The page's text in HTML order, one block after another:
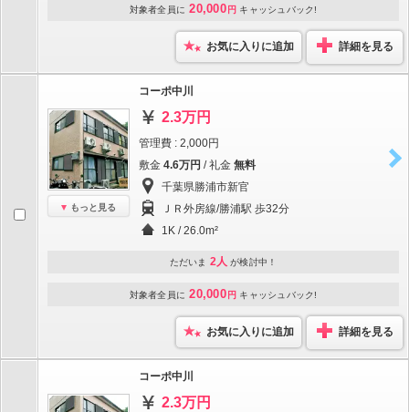
対象者全員に 20,000 円 キャッシュバック!
お気に入りに追加 詳細を見る
もっと見る
コーポ中川
2.3万円
管理費 : 2,000円
敷金 4.6万円 / 礼金 無料
千葉県勝浦市新官
ＪＲ外房線/勝浦駅 歩32分
1K / 26.0m²
ただいま 2人 が検討中！
対象者全員に 20,000 円 キャッシュバック!
お気に入りに追加 詳細を見る
コーポ中川
2.3万円